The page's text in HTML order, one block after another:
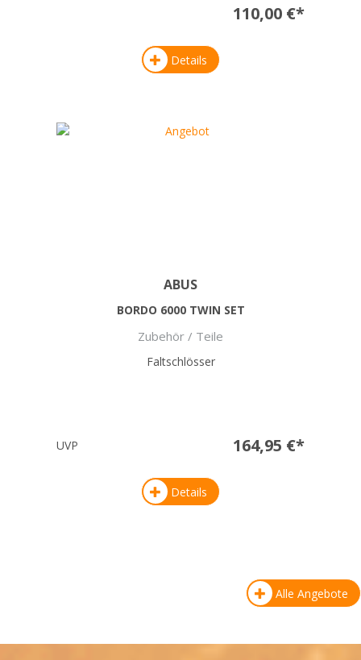
110,00 €*
Details
ABUS
BORDO 6000 TWIN SET
Zubehör / Teile
Faltschlösser
UVP 164,95 €*
Details
Alle Angebote